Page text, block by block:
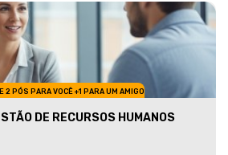
2 PÓS PARA VOCÊ +1 PARA UM AMIGO
DE RECURSOS HUMANOS